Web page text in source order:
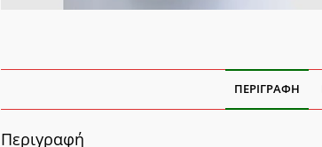
ΠΕΡΙΓΡΑΦΉ
Περιγραφή